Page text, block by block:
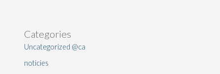
Categories
Uncategorized @ca
noticies